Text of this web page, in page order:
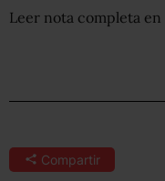
Leer nota completa en
Compartir